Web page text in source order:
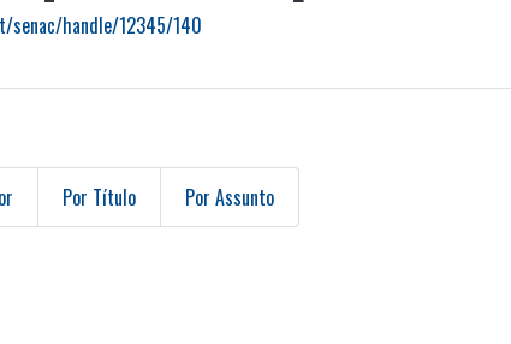
senac/handle/12345/140
Por Título Por Assunto